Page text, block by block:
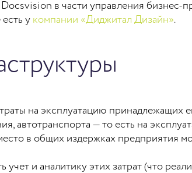
в части управления бизнес-
у компании «Диджитал Дизайн».
на эксплуатацию принадлежащих
автотранспорта — то есть на
в общих издержках предприятия
учет и аналитику этих затрат (что